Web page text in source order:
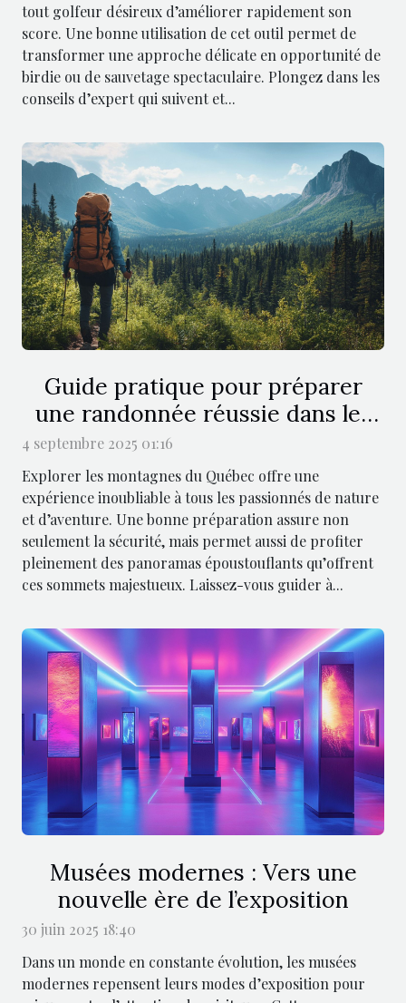
tout golfeur désireux d’améliorer rapidement son
score. Une bonne utilisation de cet outil permet de
transformer une approche délicate en opportunité de
birdie ou de sauvetage spectaculaire. Plongez dans les
conseils d’expert qui suivent et...
Guide pratique pour préparer
une randonnée réussie dans les
montagnes du Québec
4 septembre 2025 01:16
Explorer les montagnes du Québec offre une
expérience inoubliable à tous les passionnés de nature
et d’aventure. Une bonne préparation assure non
seulement la sécurité, mais permet aussi de profiter
pleinement des panoramas époustouflants qu’offrent
ces sommets majestueux. Laissez-vous guider à...
Musées modernes : Vers une
nouvelle ère de l’exposition
30 juin 2025 18:40
Dans un monde en constante évolution, les musées
modernes repensent leurs modes d’exposition pour